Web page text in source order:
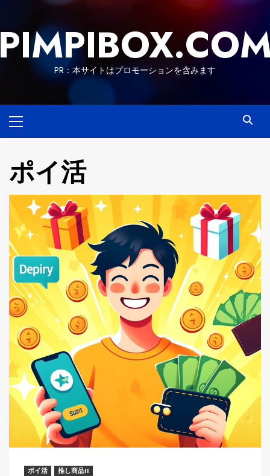
content
PR：本サイトはプロモーションを含みます
Menu
ポイ活
ポイ活 推し商品II